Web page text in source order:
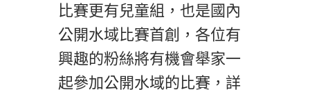
比賽更有兒童組，也是國內
公開水域比賽首創，各位有
興趣的粉絲將有機會舉家一
起參加公開水域的比賽，詳